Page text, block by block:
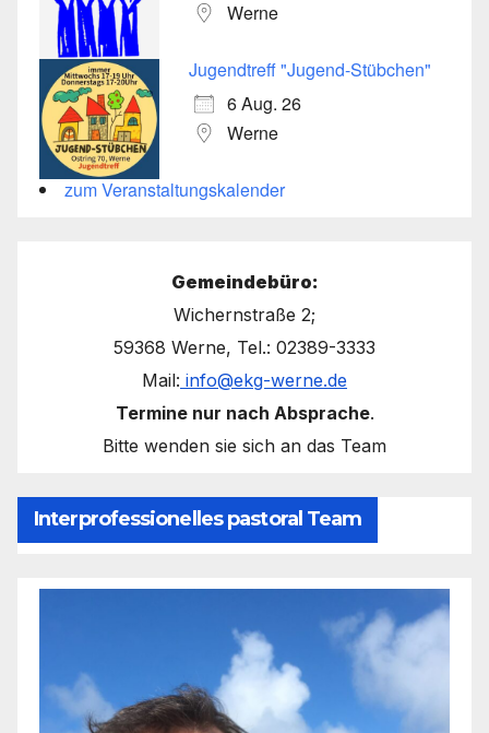
Werne
Jugendtreff "Jugend-Stübchen"
6 Aug. 26
Werne
zum Veranstaltungskalender
Gemeindebüro:
Wichernstraße 2;
59368 Werne, Tel.: 02389-3333
Mail: info@ekg-werne.de
Termine nur nach Absprache.
Bitte wenden sie sich an das Team
Interprofessionelles pastoral Team